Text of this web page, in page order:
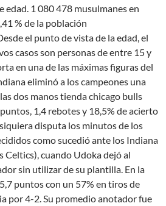
edad. 1 080 478 musulmanes en
% de la población
el punto de vista de la edad, el
casos son personas de entre 15 y
en una de las máximas figuras del
eliminó a los campeones una
dos manos tienda chicago bulls
1,4 rebotes y 18,5% de acierto
disputa los minutos de los
como sucedió ante los Indiana
Celtics), cuando Udoka dejó al
sin utilizar de su plantilla. En la
puntos con un 57% en tiros de
por 4-2. Su promedio anotador fue